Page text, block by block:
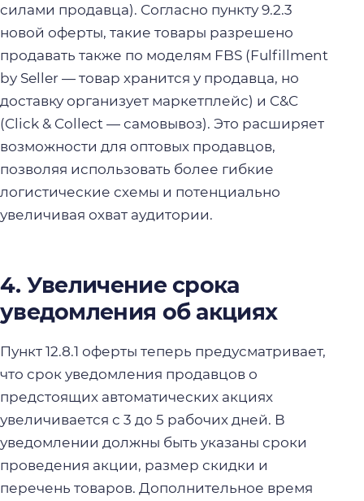
силами продавца). Согласно пункту 9.2.3
новой оферты, такие товары разрешено
продавать также по моделям FBS (Fulfillment
by Seller — товар хранится у продавца, но
доставку организует маркетплейс) и C&C
(Click & Collect — самовывоз). Это расширяет
возможности для оптовых продавцов,
позволяя использовать более гибкие
логистические схемы и потенциально
увеличивая охват аудитории.
4. Увеличение срока
уведомления об акциях
Пункт 12.8.1 оферты теперь предусматривает,
что срок уведомления продавцов о
предстоящих автоматических акциях
увеличивается с 3 до 5 рабочих дней. В
уведомлении должны быть указаны сроки
проведения акции, размер скидки и
перечень товаров. Дополнительное время